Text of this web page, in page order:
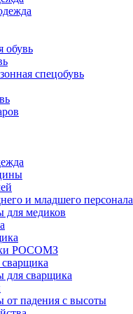
обувь
спецобувь
и младшего персонала
для медиков
РОСОМЗ
для сварщика
от падения с высоты